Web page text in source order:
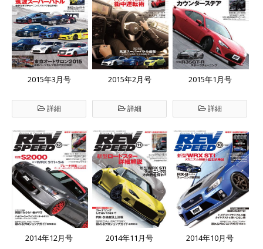
2015年3月号
詳細
2015年2月号
詳細
2015年1月号
詳細
2014年12月号 2014年11月号 2014年10月号